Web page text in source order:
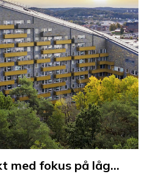
Innlandet
med fokus på låg